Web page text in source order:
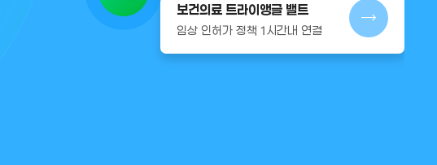
보건의료 트라이앵글 밸트
임상 인허가 정책 1시간내 연결